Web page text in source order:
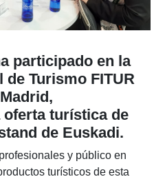
participado en la
de Turismo FITUR
turística de
de Euskadi.
y público en
turísticos de esta